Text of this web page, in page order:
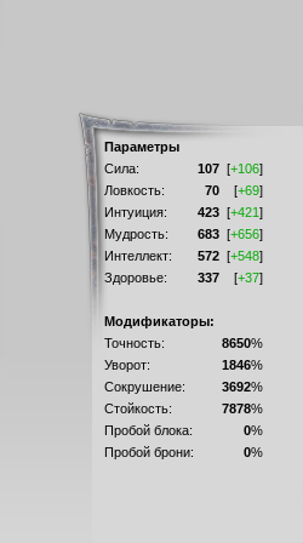
Параметры
Сила:
107 [+106]
Ловкость:
70 [+69]
Интуиция:
423 [+421]
Мудрость:
683 [+656]
Интеллект:
572 [+548]
Здоровье:
337 [+37]
Модификаторы:
Точность:
8650%
Уворот:
1846%
Сокрушение:
3692%
Стойкость:
7878%
Пробой блока:
0%
Пробой брони:
0%